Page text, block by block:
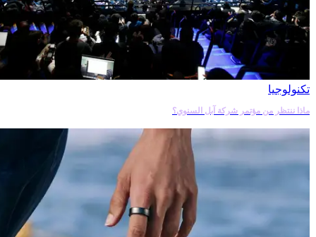
تكنولوجيا
ماذا ننتظر من مؤتمر شركة آبل السنوي؟